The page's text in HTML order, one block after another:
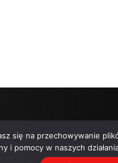
się na przechowywanie
i pomocy w naszych